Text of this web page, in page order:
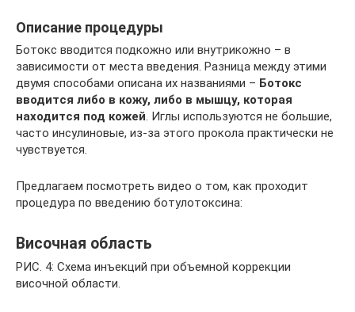
Описание процедуры
Ботокс вводится подкожно или внутрикожно – в
зависимости от места введения. Разница между этими
двумя способами описана их названиями – Ботокс
вводится либо в кожу, либо в мышцу, которая
находится под кожей. Иглы используются не большие,
часто инсулиновые, из-за этого прокола практически не
чувствуется.
Предлагаем посмотреть видео о том, как проходит
процедура по введению ботулотоксина:
Височная область
РИС. 4: Схема инъекций при объемной коррекции
височной области.